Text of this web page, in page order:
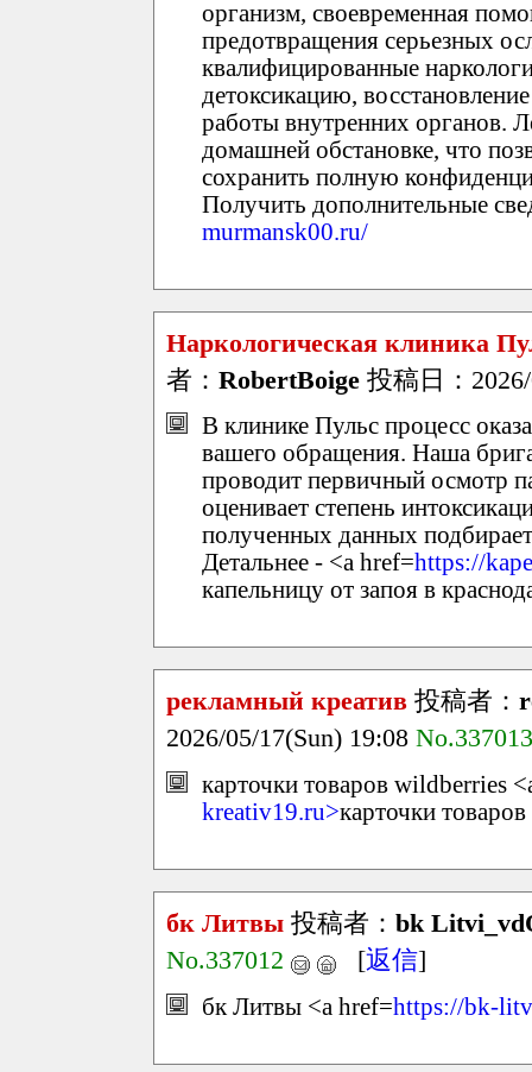
организм, своевременная
предотвращения серьезных
квалифицированные
детоксикацию,
работы внутренних органов.
домашней обстановке, что
сохранить полную
Получить дополнительные
murmansk00.ru/
Наркологическая клиника
者： RobertBoige 投稿日：
В клинике Пульс процесс
вашего обращения. Наша
проводит первичный осмотр
оценивает степень
полученных данных
Детальнее - <a href=https://
капельницу от запоя в
рекламный креатив 投稿者：
2026/05/17(Sun) 19:08 No.337013
карточки товаров wildberries
kreativ19.ru>карточки
бк Литвы 投稿者： bk
No.337012
[返信]
бк Литвы <a href=https://bk-